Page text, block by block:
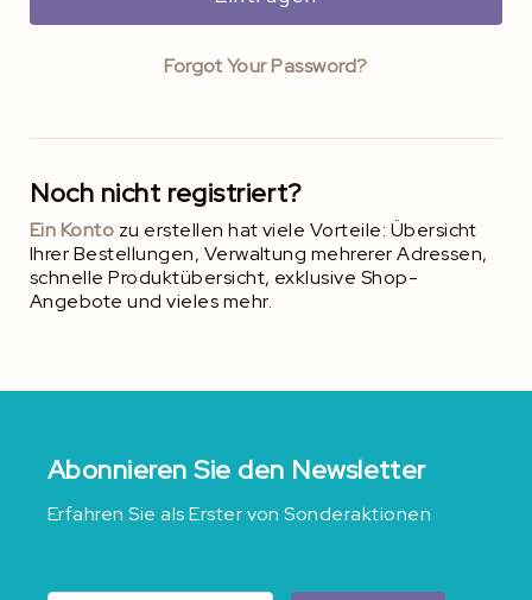
Forgot Your Password?
Noch nicht registriert?
Ein Konto zu erstellen hat viele Vorteile: Übersicht
Ihrer Bestellungen, Verwaltung mehrerer Adressen,
schnelle Produktübersicht, exklusive Shop-
Angebote und vieles mehr.
Abonnieren Sie den Newsletter
Erfahren Sie als Erster von Sonderaktionen